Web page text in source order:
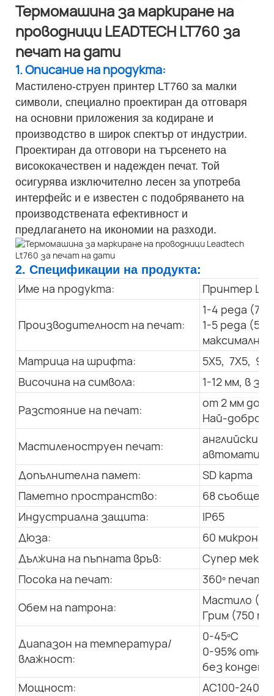
Термомашина за маркиране на
проводници LEADTECH LT760 за
печат на дати
1. Описание на продукта:
Мастилено-струен принтер LT760 за малки
символи, специално проектиран да отговаря
на основни приложения за кодиране и
производство в широк спектър от индустрии.
Проектиран да отговори на търсенето на
висококачествен и надежден печат. Той
осигурява изключително лесен за употреба
интерфейс и е известен с подобряването на
производствената ефективност и
предлагането на икономии на разходи.
2. Спецификации на продукта:
Име на продукта: Принтер LT
Производителност на печат:
1-4 реда
1-5 реда
максимална
Матрица на шрифта:
5X5, 7X5,
Височина на символа:
1-12 мм, в
Разстояние на печат:
от 2 мм до
Най-добро:
Мастиленоструен печат:
английски,
Допълнителна памет:
SD карта
Паметно пространство:
68
Индустриална защита:
IP65
Дюза:
60 микрона
Дължина на пъпната връв:
Супер мека,
Посока на печат:
360º печат
Обем на патрона:
Мастило
Грим (750 мл)
Диапазон на температура/
влажност:
0-45ºC
0-95%
без
Мощност:
AC100-240V;